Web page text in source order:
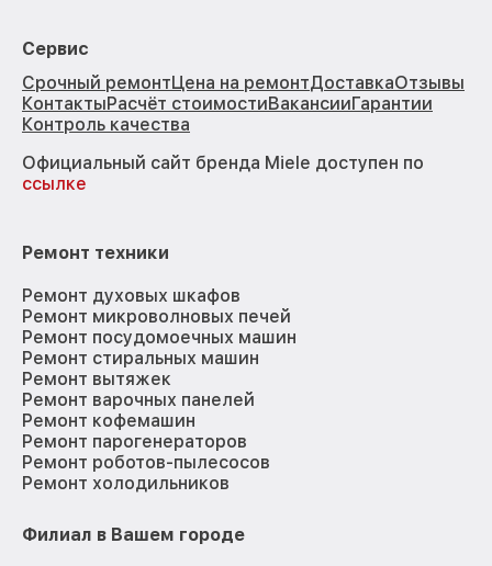
Сервис
Срочный ремонтЦена на ремонтДоставкаОтзывы
КонтактыРасчёт стоимостиВакансииГарантии
Контроль качества
Официальный сайт бренда Miele доступен по
ссылке
Ремонт техники
Ремонт духовых шкафов
Ремонт микроволновых печей
Ремонт посудомоечных машин
Ремонт стиральных машин
Ремонт вытяжек
Ремонт варочных панелей
Ремонт кофемашин
Ремонт парогенераторов
Ремонт роботов-пылесосов
Ремонт холодильников
Филиал в Вашем городе